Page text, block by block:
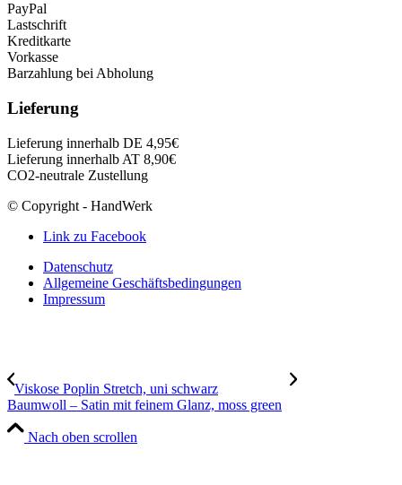
PayPal
Lastschrift
Kreditkarte
Vorkasse
Barzahlung bei Abholung
Lieferung
Lieferung innerhalb DE 4,95€
Lieferung innerhalb AT 8,90€
CO2-neutrale Zustellung
© Copyright - HandWerk
Link zu Facebook
Datenschutz
Allgemeine Geschäftsbedingungen
Impressum
Viskose Poplin Stretch, uni schwarz
Baumwoll – Satin mit feinem Glanz, moss green
Nach oben scrollen